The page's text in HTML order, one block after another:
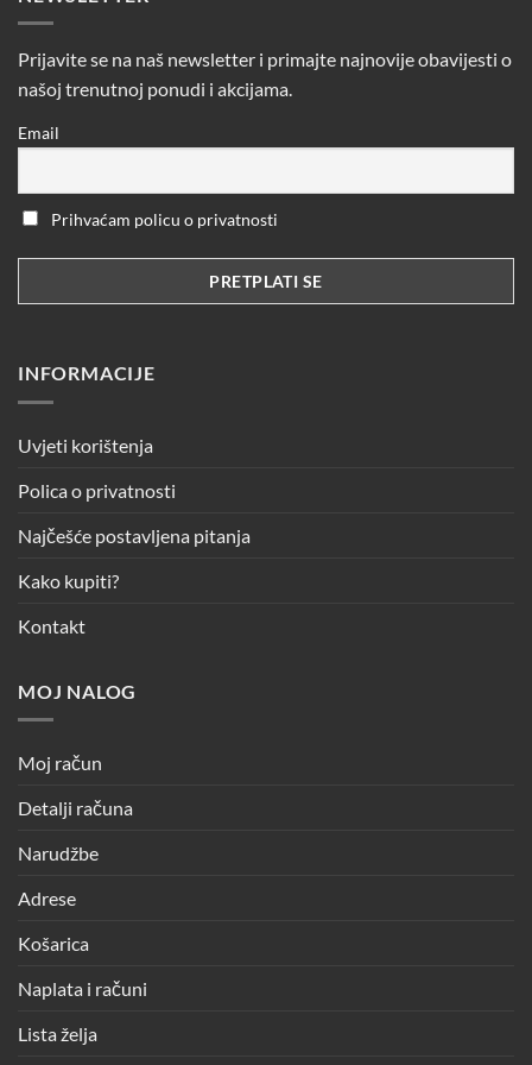
Prijavite se na naš newsletter i primajte najnovije obavijesti o
našoj trenutnoj ponudi i akcijama.
Email
Prihvaćam policu o privatnosti
INFORMACIJE
Uvjeti korištenja
Polica o privatnosti
Najčešće postavljena pitanja
Kako kupiti?
Kontakt
MOJ NALOG
Moj račun
Detalji računa
Narudžbe
Adrese
Košarica
Naplata i računi
Lista želja